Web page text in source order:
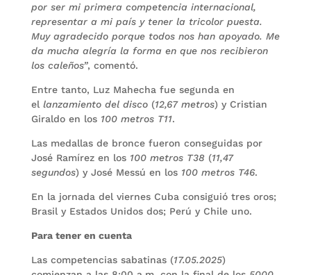
por ser mi primera competencia internacional,
representar a mi país y tener la tricolor puesta.
Muy agradecido porque todos nos han apoyado. Me
da mucha alegría la forma en que nos recibieron
los caleños”, comentó.
Entre tanto, Luz Mahecha fue segunda en
el lanzamiento del disco(12,67 metros) y Cristian
Giraldo en los 100 metros T11.
Las medallas de bronce fueron conseguidas por
José Ramírez en los 100 metros T38 (11,47
segundos) y José Messú en los 100 metros T46.
En la jornada del viernes Cuba consiguió tres oros;
Brasil y Estados Unidos dos; Perú y Chile uno.
Para tener en cuenta
Las competencias sabatinas (17.05.2025)